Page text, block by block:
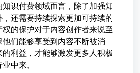
识付费领域而言，除了加强知
还需要持续探索更加可持续的
的保护对于内容创作者来说至
他们能够享受到内容不断被消
的利益，才能够激发更多人积极
中来。